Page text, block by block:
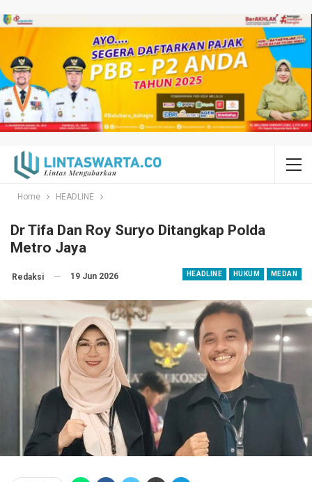
Home HEADLINE
Dr Tifa Dan Roy Suryo Ditangkap Polda
Metro Jaya
HEADLINE HUKUM MEDAN
Redaksi 19 Jun 2026